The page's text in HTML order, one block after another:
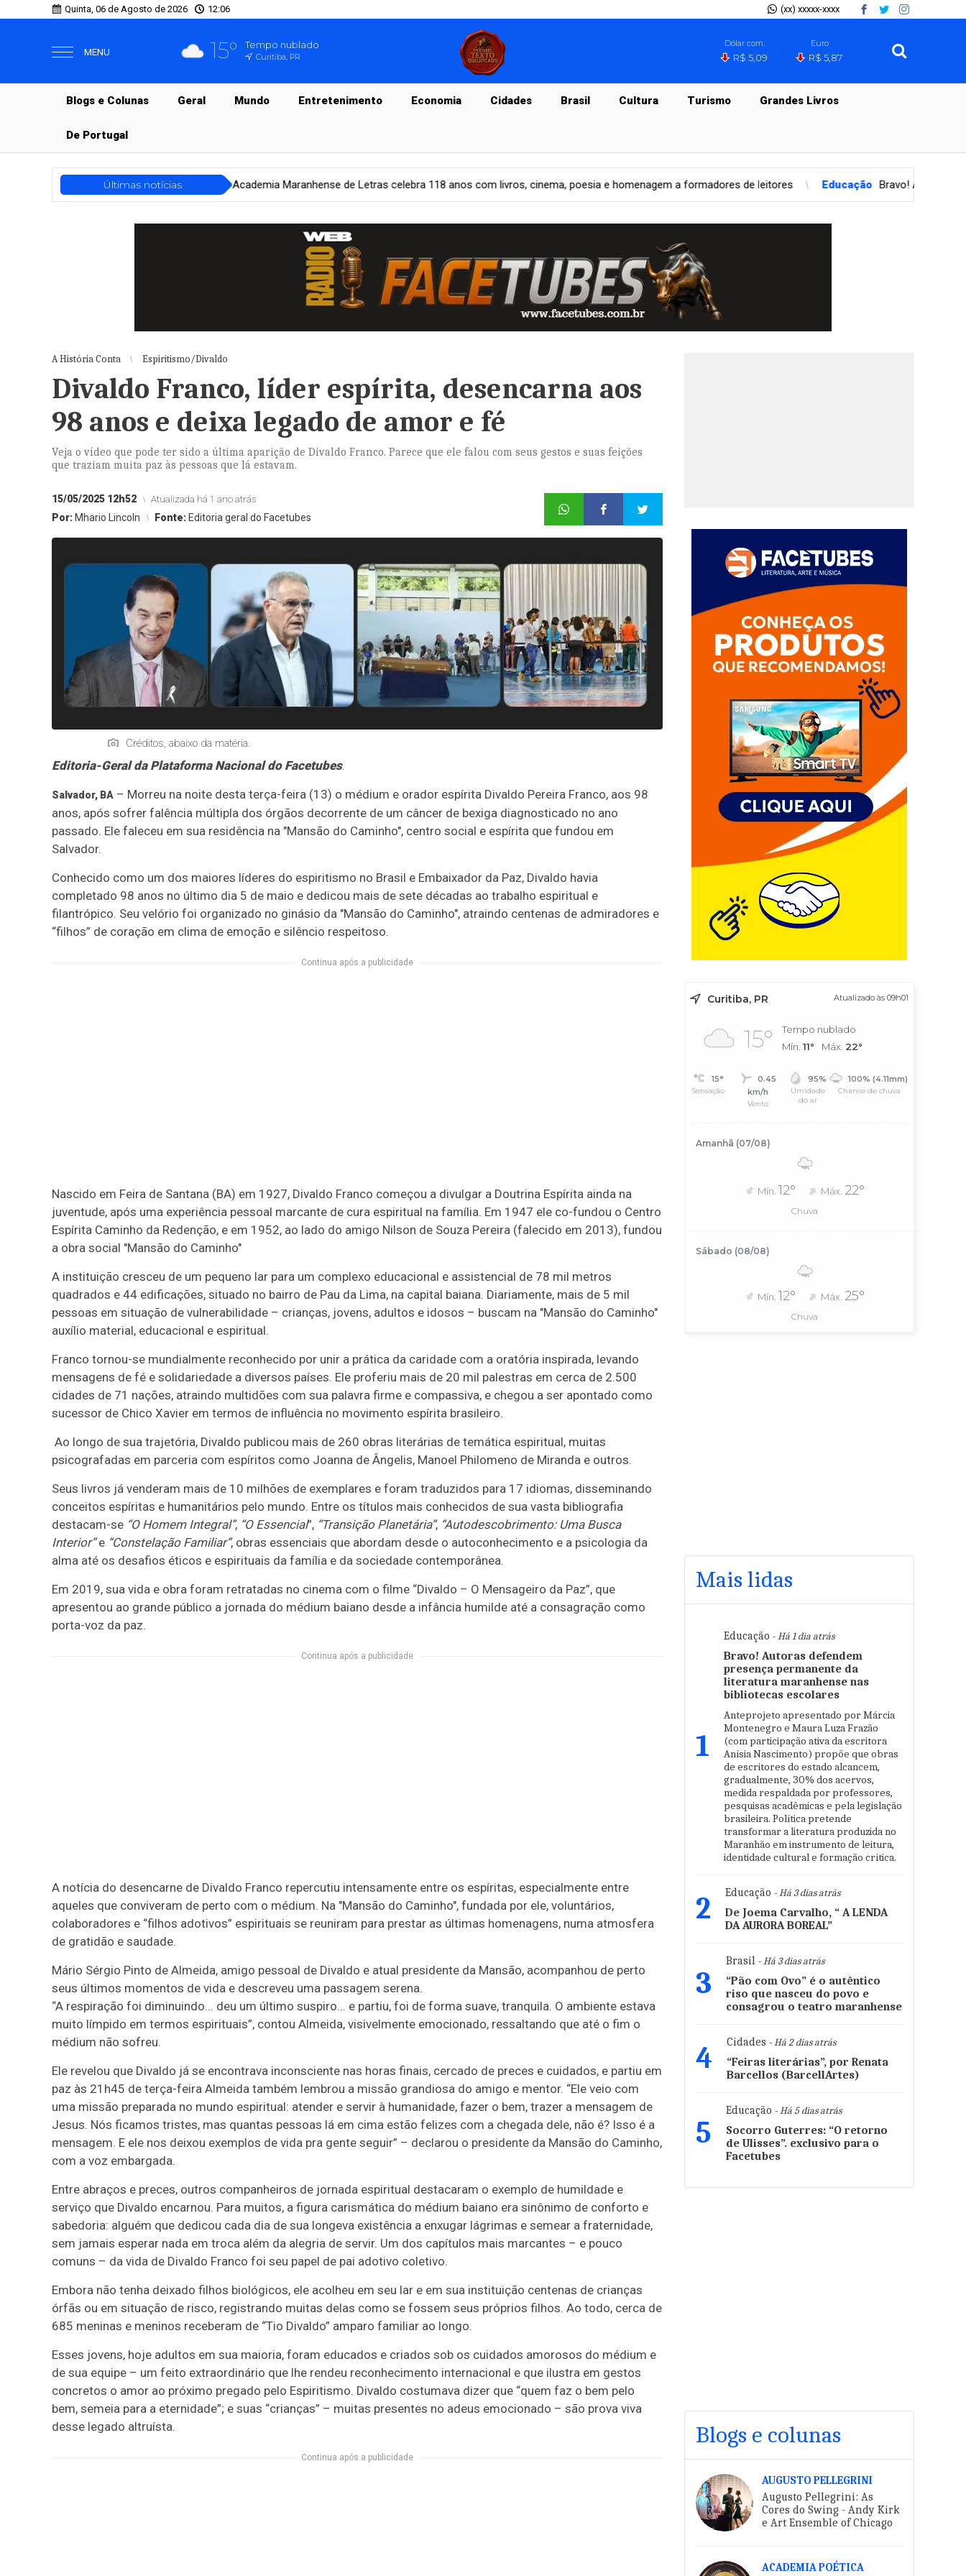
Quinta, 06 de Agosto de 2026 12:06 (xx) xxxxx-xxxx
MENU 15° Tempo nublado
Curitiba, PR
Dólar com.
R$ 5,09
Euro
R$ 5,87
Blogs e Colunas Geral Mundo Entretenimento Economia Cidades Brasil Cultura Turismo Grandes Livros
De Portugal
Últimas notícias
Academia Maranhense de Letras celebra 118 anos com livros, cinema, poesia e homenagem a formadores de leitores Educação Bravo! Autoras defendem presença permanente
A História Conta Espiritismo/Divaldo
Divaldo Franco, líder espírita, desencarna aos
98 anos e deixa legado de amor e fé
Veja o vídeo que pode ter sido a última aparição de Divaldo Franco. Parece que ele falou com seus gestos e suas feições
que traziam muita paz às pessoas que lá estavam.
15/05/2025 12h52 Atualizada há 1 ano atrás
Por: Mhario Lincoln Fonte: Editoria geral do Facetubes
Créditos, abaixo da matéria.
Editoria-Geral da Plataforma Nacional do Facetubes.
Salvador, BA – Morreu na noite desta terça-feira (13) o médium e orador espírita Divaldo Pereira Franco, aos 98
anos, após sofrer falência múltipla dos órgãos decorrente de um câncer de bexiga diagnosticado no ano
passado. Ele faleceu em sua residência na "Mansão do Caminho", centro social e espírita que fundou em
Salvador.
Conhecido como um dos maiores líderes do espiritismo no Brasil e Embaixador da Paz, Divaldo havia
completado 98 anos no último dia 5 de maio e dedicou mais de sete décadas ao trabalho espiritual e
filantrópico. Seu velório foi organizado no ginásio da "Mansão do Caminho", atraindo centenas de admiradores e
“filhos” de coração em clima de emoção e silêncio respeitoso.
Continua após a publicidade
Nascido em Feira de Santana (BA) em 1927, Divaldo Franco começou a divulgar a Doutrina Espírita ainda na
juventude, após uma experiência pessoal marcante de cura espiritual na família. Em 1947 ele co-fundou o Centro
Espírita Caminho da Redenção, e em 1952, ao lado do amigo Nilson de Souza Pereira (falecido em 2013), fundou
a obra social "Mansão do Caminho"
A instituição cresceu de um pequeno lar para um complexo educacional e assistencial de 78 mil metros
quadrados e 44 edificações, situado no bairro de Pau da Lima, na capital baiana. Diariamente, mais de 5 mil
pessoas em situação de vulnerabilidade – crianças, jovens, adultos e idosos – buscam na "Mansão do Caminho"
auxílio material, educacional e espiritual.
Franco tornou-se mundialmente reconhecido por unir a prática da caridade com a oratória inspirada, levando
mensagens de fé e solidariedade a diversos países. Ele proferiu mais de 20 mil palestras em cerca de 2.500
cidades de 71 nações, atraindo multidões com sua palavra firme e compassiva, e chegou a ser apontado como
sucessor de Chico Xavier em termos de influência no movimento espírita brasileiro.
Ao longo de sua trajetória, Divaldo publicou mais de 260 obras literárias de temática espiritual, muitas
psicografadas em parceria com espíritos como Joanna de Ângelis, Manoel Philomeno de Miranda e outros.
Seus livros já venderam mais de 10 milhões de exemplares e foram traduzidos para 17 idiomas, disseminando
conceitos espíritas e humanitários pelo mundo. Entre os títulos mais conhecidos de sua vasta bibliografia
destacam-se “O Homem Integral”, “O Essencial”, “Transição Planetária”, “Autodescobrimento: Uma Busca
Interior”e “Constelação Familiar”, obras essenciais que abordam desde o autoconhecimento e a psicologia da
alma até os desafios éticos e espirituais da família e da sociedade contemporânea.
Em 2019, sua vida e obra foram retratadas no cinema com o filme “Divaldo – O Mensageiro da Paz”, que
apresentou ao grande público a jornada do médium baiano desde a infância humilde até a consagração como
porta-voz da paz.
Continua após a publicidade
A notícia do desencarne de Divaldo Franco repercutiu intensamente entre os espíritas, especialmente entre
aqueles que conviveram de perto com o médium. Na "Mansão do Caminho", fundada por ele, voluntários,
colaboradores e “filhos adotivos” espirituais se reuniram para prestar as últimas homenagens, numa atmosfera
de gratidão e saudade.
Mário Sérgio Pinto de Almeida, amigo pessoal de Divaldo e atual presidente da Mansão, acompanhou de perto
seus últimos momentos de vida e descreveu uma passagem serena.
“A respiração foi diminuindo... deu um último suspiro... e partiu, foi de forma suave, tranquila. O ambiente estava
muito límpido em termos espirituais”, contou Almeida, visivelmente emocionado, ressaltando que até o fim o
médium não sofreu.
Ele revelou que Divaldo já se encontrava inconsciente nas horas finais, cercado de preces e cuidados, e partiu em
paz às 21h45 de terça-feira Almeida também lembrou a missão grandiosa do amigo e mentor. “Ele veio com
uma missão preparada no mundo espiritual: atender e servir à humanidade, fazer o bem, trazer a mensagem de
Jesus. Nós ficamos tristes, mas quantas pessoas lá em cima estão felizes com a chegada dele, não é? Isso é a
mensagem. E ele nos deixou exemplos de vida pra gente seguir” – declarou o presidente da Mansão do Caminho,
com a voz embargada.
Entre abraços e preces, outros companheiros de jornada espiritual destacaram o exemplo de humildade e
serviço que Divaldo encarnou. Para muitos, a figura carismática do médium baiano era sinônimo de conforto e
sabedoria: alguém que dedicou cada dia de sua longeva existência a enxugar lágrimas e semear a fraternidade,
sem jamais esperar nada em troca além da alegria de servir. Um dos capítulos mais marcantes – e pouco
comuns – da vida de Divaldo Franco foi seu papel de pai adotivo coletivo.
Embora não tenha deixado filhos biológicos, ele acolheu em seu lar e em sua instituição centenas de crianças
órfãs ou em situação de risco, registrando muitas delas como se fossem seus próprios filhos. Ao todo, cerca de
685 meninas e meninos receberam de “Tio Divaldo” amparo familiar ao longo.
Esses jovens, hoje adultos em sua maioria, foram educados e criados sob os cuidados amorosos do médium e
de sua equipe – um feito extraordinário que lhe rendeu reconhecimento internacional e que ilustra em gestos
concretos o amor ao próximo pregado pelo Espiritismo. Divaldo costumava dizer que “quem faz o bem pelo
bem, semeia para a eternidade”; e suas “crianças” – muitas presentes no adeus emocionado – são prova viva
desse legado altruísta.
Continua após a publicidade
Curitiba, PR Atualizado às 09h01
15°
Tempo nublado
Mín. 11° Máx. 22°
15°
Sensação
0.45
km/h
Vento
95%
Umidade
do ar
100% (4.11mm)
Chance de chuva
Amanhã (07/08)
Mín. 12° Máx. 22°
Chuva
Sábado (08/08)
Mín. 12° Máx. 25°
Chuva
Mais lidas
1
Educação - Há 1 dia atrás
Bravo! Autoras defendem
presença permanente da
literatura maranhense nas
bibliotecas escolares
Anteprojeto apresentado por Márcia
Montenegro e Maura Luza Frazão
(com participação ativa da escritora
Anísia Nascimento) propõe que obras
de escritores do estado alcancem,
gradualmente, 30% dos acervos,
medida respaldada por professores,
pesquisas acadêmicas e pela legislação
brasileira. Política pretende
transformar a literatura produzida no
Maranhão em instrumento de leitura,
identidade cultural e formação crítica.
2 Educação - Há 3 dias atrás
De Joema Carvalho, “ A LENDA
DA AURORA BOREAL”
3
Brasil - Há 3 dias atrás
“Pão com Ovo” é o autêntico
riso que nasceu do povo e
consagrou o teatro maranhense
4 Cidades - Há 2 dias atrás
“Feiras literárias”, por Renata
Barcellos (BarcellArtes)
5
Educação - Há 5 dias atrás
Socorro Guterres: “O retorno
de Ulisses”. exclusivo para o
Facetubes
Blogs e colunas
AUGUSTO PELLEGRINI
Augusto Pellegrini: As
Cores do Swing - Andy Kirk
e Art Ensemble of Chicago
ACADEMIA POÉTICA